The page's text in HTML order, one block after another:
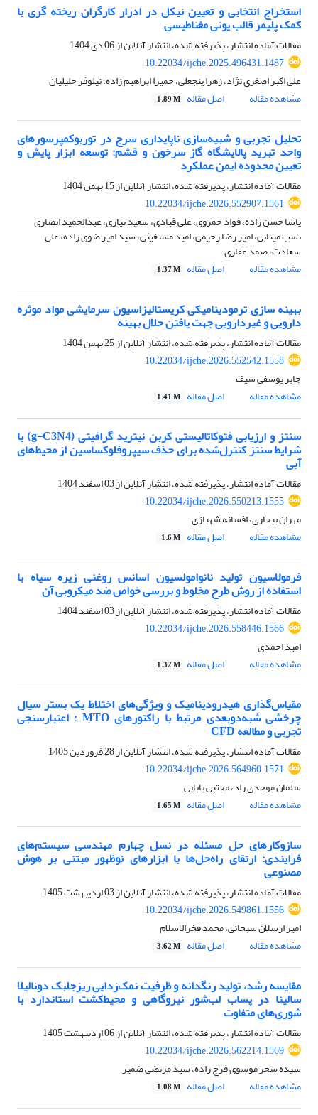
استخراج انتخابی و تعیین نیکل در ادرار کارگران ریخته گری با
کمک پلیمر قالب یونی مغناطیسی
مقالات آماده انتشار، پذیرفته شده، انتشار آنلاین از06 دی 1404
10.22034/ijche.2025.496431.1487
علی اکبر اصغری نژاد، زهرا پنجعلی، حمیرا ابراهیم زاده، نیلوفر جلیلیان
مشاهده مقاله
اصل مقاله 1.89 M
تحلیل تجربی و شبیه‌سازی ناپایداری سرج در توربوکمپرسورهای
واحد تبرید پالایشگاه گاز سرخون و قشم: توسعه ابزار پایش و
تعیین محدوده ایمن عملکرد
مقالات آماده انتشار، پذیرفته شده، انتشار آنلاین از15 بهمن 1404
10.22034/ijche.2026.552907.1561
یاشا حسن زاده، فواد حمزوی، علی قبادی، سعید نیازی، عبدالحمید انصاری
نسب مینابی، امیر رضا رحیمی، امید مستغیثی، سید امیر ضوی زاده، علی
سعادت، صمد غفاری
مشاهده مقاله
اصل مقاله 1.37 M
بهینه سازی ترمودینامیکی کریستالیزاسیون سرمایشی مواد موثره
دارویی و ‏غیردارویی جهت یافتن حلال بهینه
مقالات آماده انتشار، پذیرفته شده، انتشار آنلاین از25 بهمن 1404
10.22034/ijche.2026.552542.1558
جابر یوسفی سیف
مشاهده مقاله
اصل مقاله 1.41 M
سنتز و ارزیابی فتوکاتالیستی کربن نیترید گرافیتی (g-C3N4) با
شرایط سنتز کنترل‌شده برای حذف سیپروفلوکساسین از محیط‌های
آبی
مقالات آماده انتشار، پذیرفته شده، انتشار آنلاین از03 اسفند 1404
10.22034/ijche.2026.550213.1555
مهران بیجاری، افسانه شهبازی
مشاهده مقاله
اصل مقاله 1.6 M
فرمولاسیون تولید نانوامولسیون اسانس روغنی زیره سیاه با
استفاده از روش طرح مخلوط و بررسی خواص ضد میکروبی آن
مقالات آماده انتشار، پذیرفته شده، انتشار آنلاین از03 اسفند 1404
10.22034/ijche.2026.558446.1566
امید احمدی
مشاهده مقاله
اصل مقاله 1.32 M
مقیاس‌گذاری هیدرودینامیک و ویژگی‌های اختلاط یک بستر سیال
چرخشی شبه‌دو‌بعدی مرتبط با راکتورهای MTO : اعتبارسنجی
تجربی و مطالعه CFD
مقالات آماده انتشار، پذیرفته شده، انتشار آنلاین از28 فروردین 1405
10.22034/ijche.2026.564960.1571
سلمان موحدی راد، مجتبی بابایی
مشاهده مقاله
اصل مقاله 1.65 M
سازوکارهای حل مسئله در نسل چهارم مهندسی سیستم‌های
فرایندی: ارتقای راه‌حل‌ها با ابزارهای نوظهور مبتنی بر هوش
مصنوعی
مقالات آماده انتشار، پذیرفته شده، انتشار آنلاین از03 اردیبهشت 1405
10.22034/ijche.2026.549861.1556
امیر ارسلان سبحانی، محمد فخرالاسلام
مشاهده مقاله
اصل مقاله 3.62 M
مقایسه رشد، تولید رنگدانه و ظرفیت نمک‌زدایی ریزجلبک دونالیلا
سالینا در پساب لب‌شور نیروگاهی و محیط‌کشت استاندارد با
شوری‌های‌ متفاوت
مقالات آماده انتشار، پذیرفته شده، انتشار آنلاین از06 اردیبهشت 1405
10.22034/ijche.2026.562214.1569
سیده سحر موسوی فرج زاده، سید مرتضی ضمیر
مشاهده مقاله
اصل مقاله 1.08 M